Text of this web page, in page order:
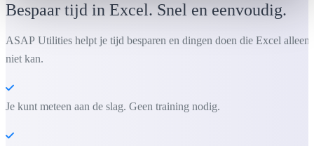
Bespaar tijd in Excel. Snel en eenvoudig.
ASAP Utilities helpt je tijd besparen en dingen doen die Excel alleen
niet kan.
Je kunt meteen aan de slag. Geen training nodig.